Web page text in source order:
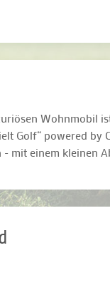
Wohnmobil
Golf“ powered by
mit einem kleinen